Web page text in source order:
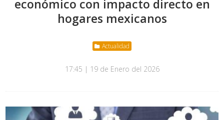
económico con impacto directo en
hogares mexicanos
Actualidad
17:45 | 19 de Enero del 2026